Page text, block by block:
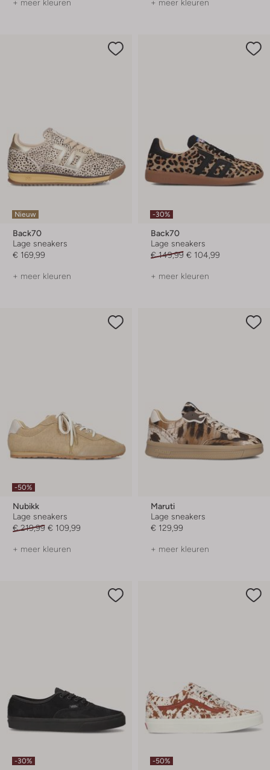
+ meer kleuren + meer kleuren
Nieuw
Back70
Lage sneakers
€ 169,99
+ meer kleuren
-30%
Back70
Lage sneakers
€ 149,99 € 104,99
+ meer kleuren
-50%
Nubikk
Lage sneakers
€ 219,99 € 109,99
+ meer kleuren
Maruti
Lage sneakers
€ 129,99
+ meer kleuren
-30% -50%